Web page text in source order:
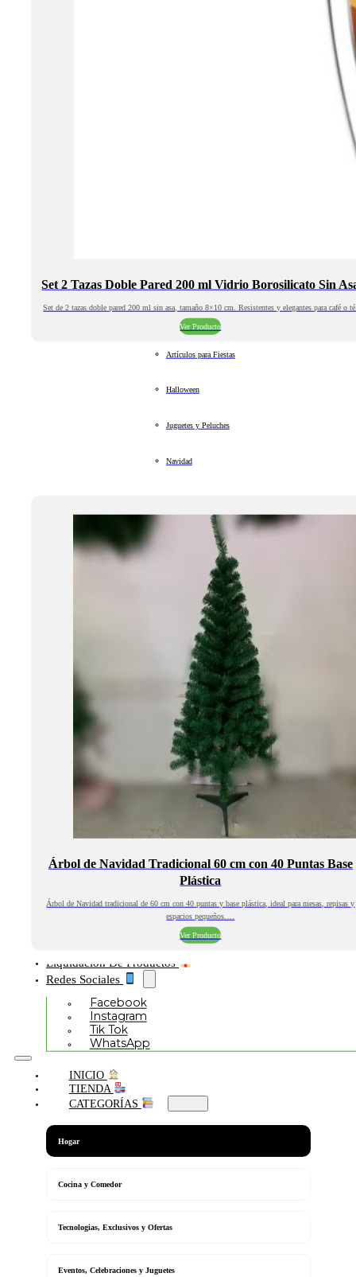
Set 2 Tazas Doble Pared 200 ml Vidrio Borosilicato Sin
Set de 2 tazas doble pared 200 ml sin asa, tamaño 8×10 cm. Resistentes y elegantes para café o
Ver Producto
Artículos para Fiestas
Halloween
Juguetes y Peluches
Navidad
Árbol de Navidad Tradicional 60 cm con 40 Puntas Base
Plástica
Árbol de Navidad tradicional de 60 cm con 40 puntas y base plástica, ideal para mesas, repisas y
espacios pequeños.…
Ver Producto
Liquidación De Productos
Redes Sociales
Facebook
Instagram
Tik Tok
WhatsApp
INICIO
TIENDA
CATEGORÍAS
Hogar
Cocina y Comedor
Tecnologias, Exclusivos y Ofertas
Eventos, Celebraciones y Juguetes